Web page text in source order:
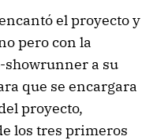
el proyecto y
pero con la
showrunner a su
que se encargara
proyecto,
los tres primeros